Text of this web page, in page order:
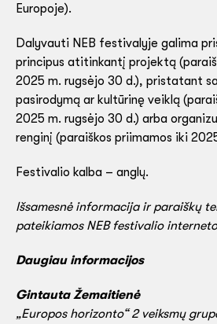
Europoje).
Dalyvauti NEB festivalyje galima
principus atitinkantį projektą
2025 m. rugsėjo 30 d.), pristatant
pasirodymą ar kultūrinę veiklą
2025 m. rugsėjo 30 d.) arba
renginį (paraiškos priimamos iki
Festivalio kalba – anglų.
Išsamesnė informacija ir paraiškų
pateikiamos NEB festivalio
Daugiau informacijos
Gintauta Žemaitienė
„Europos horizonto“ 2 veiksmų